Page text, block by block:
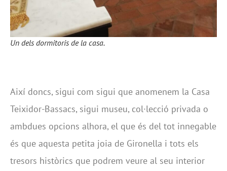
Un dels dormitoris de la casa.
Així doncs, sigui com sigui que anomenem la Casa
Teixidor-Bassacs, sigui museu, col·lecció privada o
ambdues opcions alhora, el que és del tot innegable
és que aquesta petita joia de Gironella i tots els
tresors històrics que podrem veure al seu interior